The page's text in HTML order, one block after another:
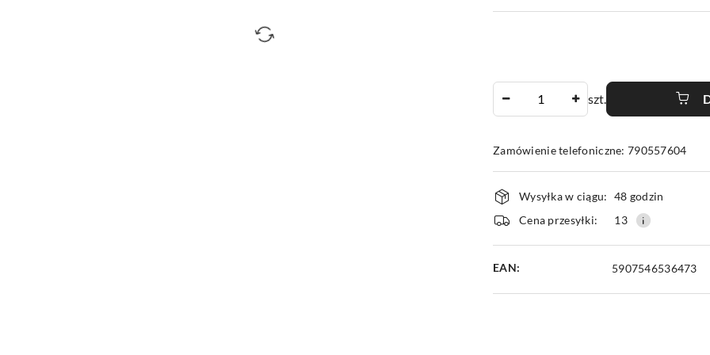
szt.
Zamówienie telefoniczne: 790557604
Dostępność
i
dostawa
Wysyłka w ciągu: 48 godzin
Cena przesyłki:
13
EAN: 5907546536473